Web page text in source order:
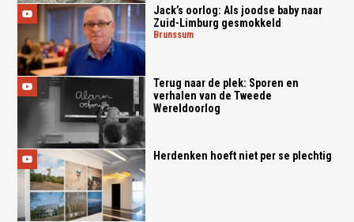
Jack’s oorlog: Als joodse baby naar
Zuid-Limburg gesmokkeld
brunssum
Terug naar de plek: Sporen en
verhalen van de Tweede
Wereldoorlog
Herdenken hoeft niet per se plechtig